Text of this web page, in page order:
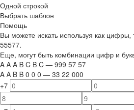
Одной строкой
Выбрать шаблон
Помощь
Вы можете искать используя как
55577.
Еще, могут быть комбинации цифр и
A A A B C B C — 999 57 57
A A B B 0 0 0 — 33 22 000
+7